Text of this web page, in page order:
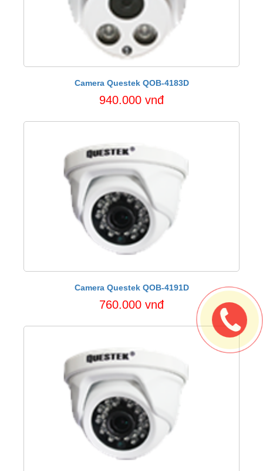
Camera Questek QOB-4183D
940.000 vnđ
Camera Questek QOB-4191D
760.000 vnđ